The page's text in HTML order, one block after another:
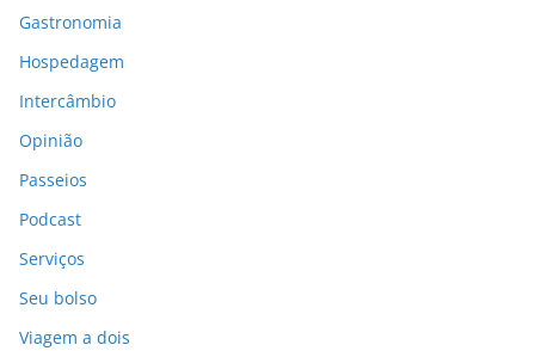
Gastronomia
Hospedagem
Intercâmbio
Opinião
Passeios
Podcast
Serviços
Seu bolso
Viagem a dois